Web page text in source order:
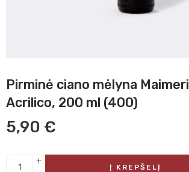
Pirminė ciano mėlyna Maimeri
Acrilico, 200 ml (400)
5,90 €
Į KREPŠELĮ